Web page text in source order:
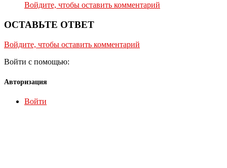
Войдите, чтобы оставить комментарий
ОСТАВЬТЕ ОТВЕТ
Войдите, чтобы оставить комментарий
Войти с помощью:
Авторизация
Войти